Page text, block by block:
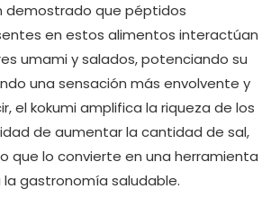
demostrado que péptidos
en estos alimentos interactúan
umami y salados, potenciando su
una sensación más envolvente y
el kokumi amplifica la riqueza de los
de aumentar la cantidad de sal,
que lo convierte en una herramienta
gastronomía saludable.